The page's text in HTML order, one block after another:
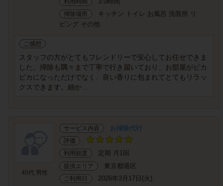
利用時間
掃除場所
キッチン トイレ お風呂 洗面所 リ
ビング その他
ご感想
スタッフの方がとてもフレンドリーで安心してお任せできま
した。掃除も隅々まで丁寧で行き届いており、お部屋がピカ
ピカになっただけでなく、良い香りに包まれてとてもリラッ
クスできます。細か...
40代 男性
サービス内容 お掃除代行
評価
利用頻度
定期 月1回
提供エリア 東京都港区
ご利用日 2026年3月17日(火)